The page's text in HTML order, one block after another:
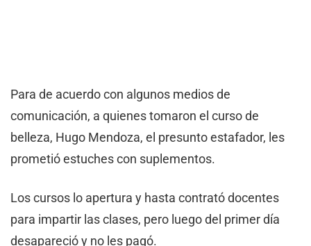
Para de acuerdo con algunos medios de
comunicación, a quienes tomaron el curso de
belleza, Hugo Mendoza, el presunto estafador, les
prometió estuches con suplementos.
Los cursos lo apertura y hasta contrató docentes
para impartir las clases, pero luego del primer día
desapareció y no les pagó.